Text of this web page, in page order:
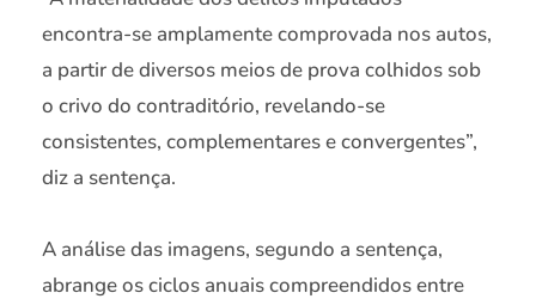
encontra-se amplamente comprovada nos autos,
a partir de diversos meios de prova colhidos sob
o crivo do contraditório, revelando-se
consistentes, complementares e convergentes”,
diz a sentença.
A análise das imagens, segundo a sentença,
abrange os ciclos anuais compreendidos entre